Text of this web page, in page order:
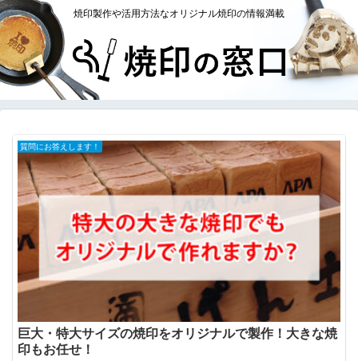
焼印製作や活用方法なオリジナル焼印の情報満載
質問にお答えします！
巨大・特大サイズの焼印をオリジナルで製作！大きな焼
印もお任せ！